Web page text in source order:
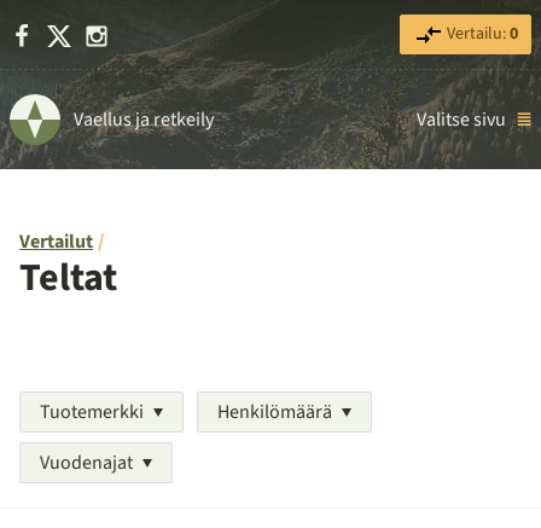
Facebook Instagram Vertailu:0
Vaellus ja retkeily Valitse sivu
Vertailut
Teltat
Tuotemerkki
Henkilömäärä
Vuodenajat